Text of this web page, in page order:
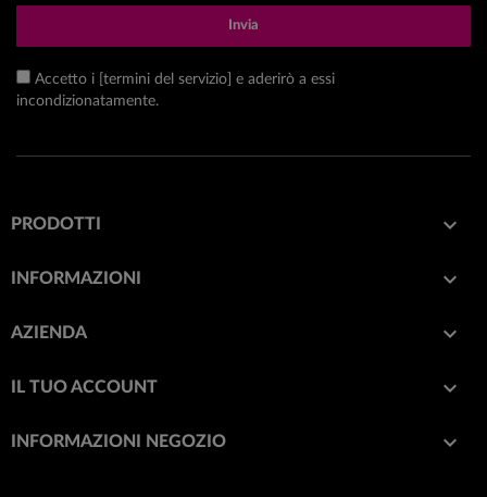
Invia
Accetto i [termini del servizio] e aderirò a essi
incondizionatamente.
PRODOTTI 
INFORMAZIONI 
AZIENDA 
IL TUO ACCOUNT 
INFORMAZIONI NEGOZIO keyboard_arrow_down